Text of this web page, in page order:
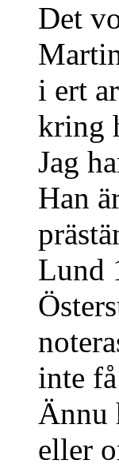
Det
i ert
kring
Jag
Han
Lund
inte
Ännu
eller